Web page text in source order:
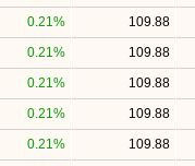
109.88
0.21%
109.88
0.21%
109.88
0.21%
109.88
0.21%
109.88
0.21%